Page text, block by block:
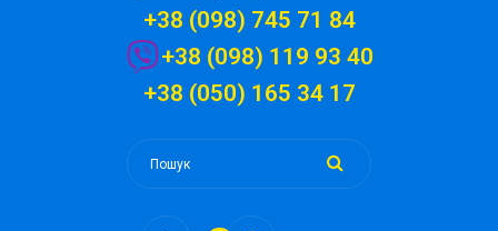
+38 (098) 745 71 84
+38 (098) 119 93 40
+38 (050) 165 34 17